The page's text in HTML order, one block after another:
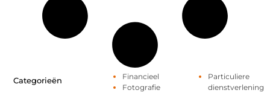
Categorieën
Financieel
Fotografie
Particuliere
dienstverlening